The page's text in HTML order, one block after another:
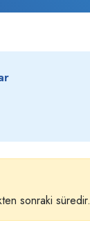
sonraki süredir.